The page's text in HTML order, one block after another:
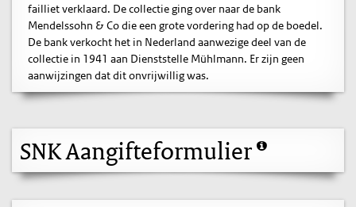
failliet verklaard. De collectie ging over naar de bank
Mendelssohn & Co die een grote vordering had op de boedel.
De bank verkocht het in Nederland aanwezige deel van de
collectie in 1941 aan Dienststelle Mühlmann. Er zijn geen
aanwijzingen dat dit onvrijwillig was.
SNK Aangifteformulier